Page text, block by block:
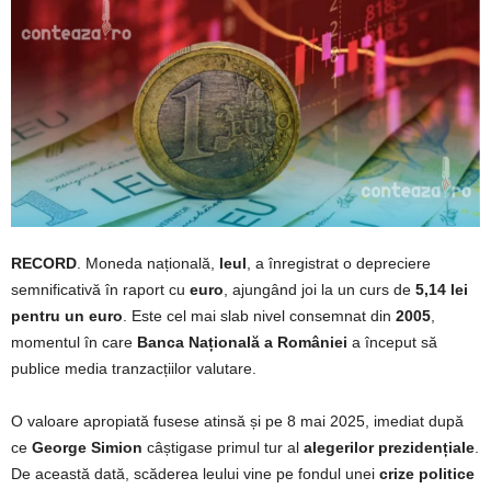
RECORD . Moneda națională, leul , a înregistrat o depreciere
semnificativă în raport cu euro , ajungând joi la un curs de 5,14 lei
pentru un euro . Este cel mai slab nivel consemnat din 2005
momentul în care Banca Națională a României a început să
publice media tranzacțiilor valutare.
O valoare apropiată fusese atinsă și pe 8 mai 2025, imediat după
ce George Simion câștigase primul tur al alegerilor prezidențiale
De această dată, scăderea leului vine pe fondul unei crize politice